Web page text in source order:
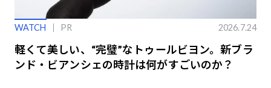
WATCH PR 2026.7.24
軽くて美しい、“完璧”なトゥールビヨン。新ブラ
ンド・ビアンシェの時計は何がすごいのか？